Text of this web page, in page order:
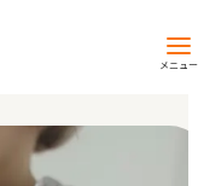
メニュー